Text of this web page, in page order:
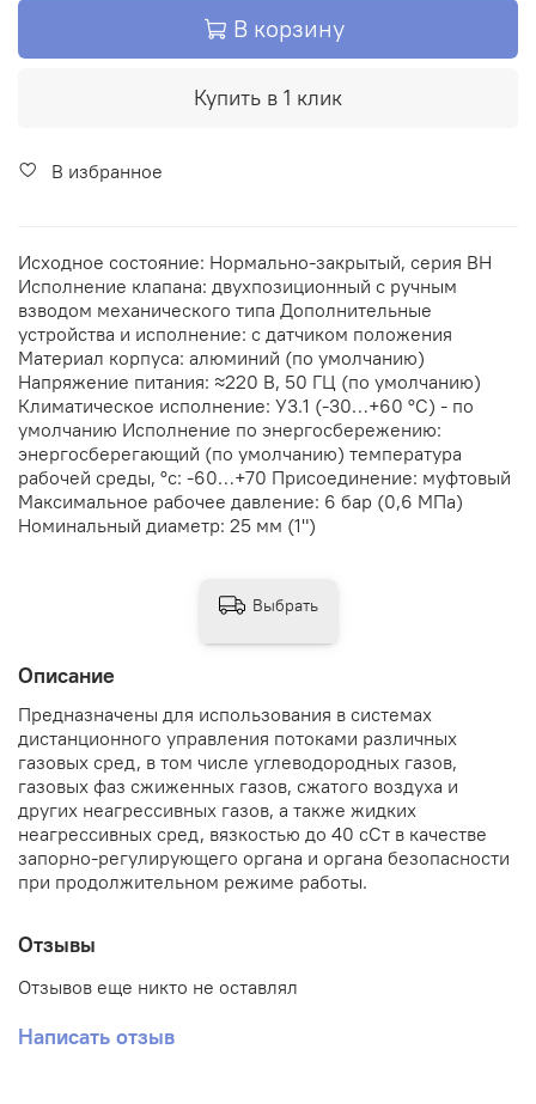
В корзину
Купить в 1 клик
В избранное
Исходное состояние: Нормально-закрытый, серия ВН
Исполнение клапана: двухпозиционный с ручным
взводом механического типа Дополнительные
устройства и исполнение: с датчиком положения
Материал корпуса: алюминий (по умолчанию)
Напряжение питания: ≈220 В, 50 ГЦ (по умолчанию)
Климатическое исполнение: У3.1 (-30…+60 °С) - по
умолчанию Исполнение по энергосбережению:
энергосберегающий (по умолчанию) температура
рабочей среды, °с: -60…+70 Присоединение: муфтовый
Максимальное рабочее давление: 6 бар (0,6 МПа)
Номинальный диаметр: 25 мм (1")
Описание
Предназначены для использования в системах
дистанционного управления потоками различных
газовых сред, в том числе углеводородных газов,
газовых фаз сжиженных газов, сжатого воздуха и
других неагрессивных газов, а также жидких
неагрессивных сред, вязкостью до 40 сСт в качестве
запорно-регулирующего органа и органа безопасности
при продолжительном режиме работы.
Отзывы
Отзывов еще никто не оставлял
Написать отзыв
Выбрать